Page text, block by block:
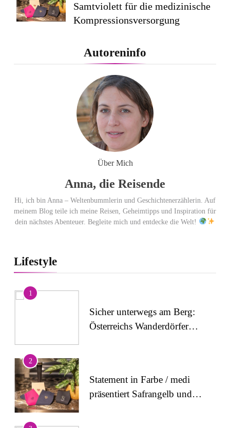
Samtviolett für die medizinische
Kompressionsversorgung
PEPE JEANS LONDON AW26
Flachste mechanische
Weltzeituhr gewinnt Red Dot:
Best of the Best 2026 / NOMOS
Glashütte erzielt 94 von 100
Punkten.
Autoreninfo
Über Mich
Anna, die Reisende
Hi, ich bin Anna – Weltenbummlerin und Geschichtenerzählerin. Auf
meinem Blog teile ich meine Reisen, Geheimtipps und Inspiration für
dein nächstes Abenteuer. Begleite mich und entdecke die Welt!
Lifestyle
1
Sicher unterwegs am Berg:
Österreichs Wanderdörfer
2
Statement in Farbe / medi
präsentiert Safrangelb und